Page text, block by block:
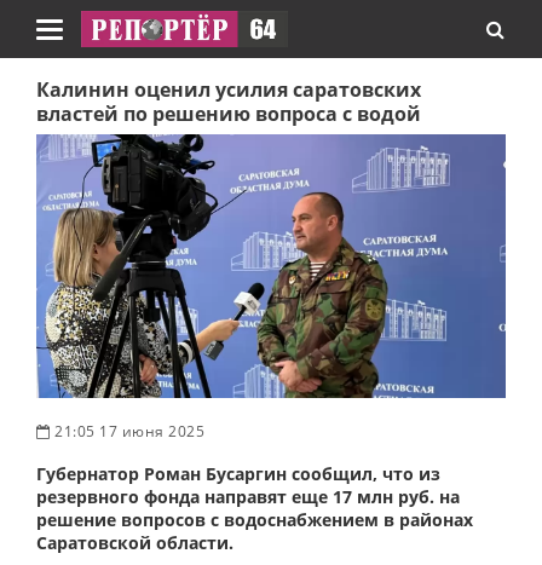
Навигация
Калинин оценил усилия саратовских
властей по решению вопроса с водой
21:05 17 июня 2025
Губернатор Роман Бусаргин сообщил, что из
резервного фонда направят еще 17 млн руб. на
решение вопросов с водоснабжением в районах
Саратовской области.